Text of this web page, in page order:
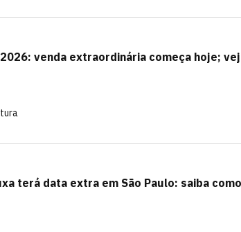
2026: venda extraordinária começa hoje;
terá data extra em São Paulo: saiba